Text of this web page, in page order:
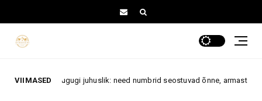
VIIMASED
järgi sugugi juhuslik: need numbrid seostuvad õnne, armastuse ja